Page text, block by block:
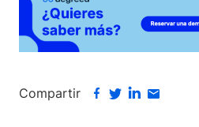
Compartir